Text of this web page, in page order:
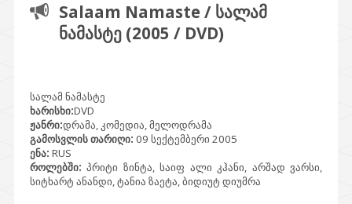
Salaam Namaste / სალამ
ნამასტე (2005 / DVD)
სალამ ნამასტე
ხარისხი:DVD
ჟანრი:დრამა, კომედია, მელოდრამა
გამოსვლის თარიღი: 09 სექტემბერი 2005
ენა: RUS
როლებში: პრიტი ზინტა, საიფ ალი კჰანი, არშად ვარსი,
სიტხარტ ანანდი, ტანია ზაეტა, ბიდიუტ დიუმრა